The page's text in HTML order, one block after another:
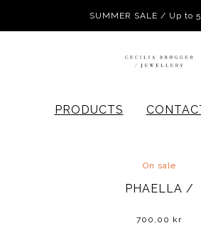
SUMMER SALE / Up to
PRODUCTS
On sale
PHAELLA /
700,00 kr